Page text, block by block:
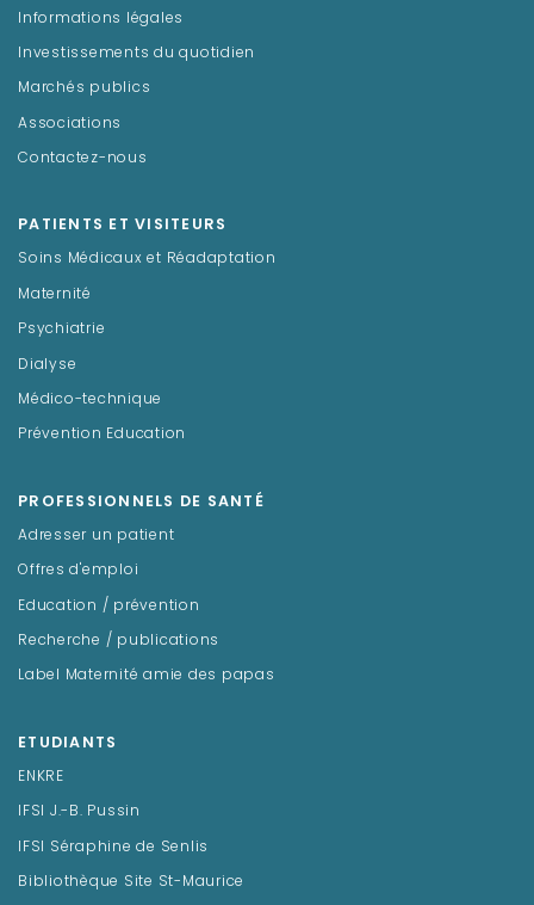
Informations légales
Investissements du quotidien
Marchés publics
Associations
Contactez-nous
PATIENTS ET VISITEURS
Soins Médicaux et Réadaptation
Maternité
Psychiatrie
Dialyse
Médico-technique
Prévention Education
PROFESSIONNELS DE SANTÉ
Adresser un patient
Offres d'emploi
Education / prévention
Recherche / publications
Label Maternité amie des papas
ETUDIANTS
ENKRE
IFSI J.-B. Pussin
IFSI Séraphine de Senlis
Bibliothèque Site St-Maurice